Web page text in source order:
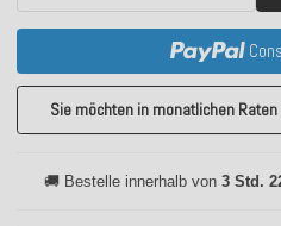
Sie möchten in monatlichen
🚚 Bestelle innerhalb von 3 Std.